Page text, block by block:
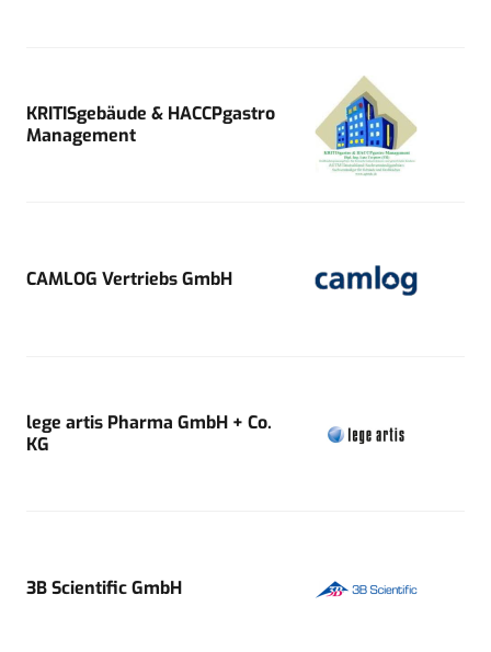
KRITISgebäude & HACCPgastro
Management
CAMLOG Vertriebs GmbH
lege artis Pharma GmbH + Co.
KG
3B Scientific GmbH